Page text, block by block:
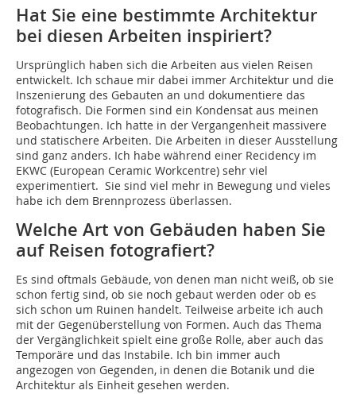
Hat Sie eine bestimmte Architektur
bei diesen Arbeiten inspiriert?
Ursprünglich haben sich die Arbeiten aus vielen Reisen
entwickelt. Ich schaue mir dabei immer Architektur und die
Inszenierung des Gebauten an und dokumentiere das
fotografisch. Die Formen sind ein Kondensat aus meinen
Beobachtungen. Ich hatte in der Vergangenheit massivere
und statischere Arbeiten. Die Arbeiten in dieser Ausstellung
sind ganz anders. Ich habe während einer Recidency im
EKWC (European Ceramic Workcentre) sehr viel
experimentiert. Sie sind viel mehr in Bewegung und vieles
habe ich dem Brennprozess überlassen.
Welche Art von Gebäuden haben Sie
auf Reisen fotografiert?
Es sind oftmals Gebäude, von denen man nicht weiß, ob sie
schon fertig sind, ob sie noch gebaut werden oder ob es
sich schon um Ruinen handelt. Teilweise arbeite ich auch
mit der Gegenüberstellung von Formen. Auch das Thema
der Vergänglichkeit spielt eine große Rolle, aber auch das
Temporäre und das Instabile. Ich bin immer auch
angezogen von Gegenden, in denen die Botanik und die
Architektur als Einheit gesehen werden.